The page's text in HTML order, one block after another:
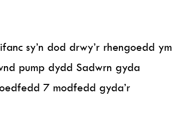
sy’n dod drwy’r rhengoedd ym
pump dydd Sadwrn gyda
7 modfedd gyda’r